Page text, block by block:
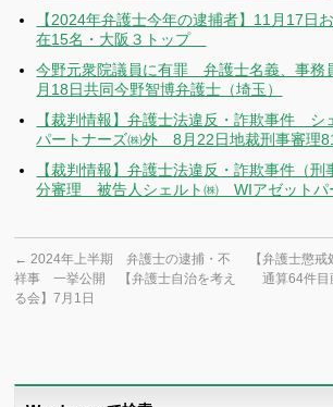
【2024年弁護士今年の逮捕者】11月17日
在15名・大阪３トップ
今野元衆院議員に有罪 弁護士名義、事
月18日共同今野智博弁護士（埼玉）
【裁判情報】弁護士法違反・詐欺事件 シ
パートナーズ㈱外 8月22日地裁刑事審理
【裁判情報】弁護士法違反・詐欺事件（
分審理 被告人シェルト㈱ WIアゼットパ
← 2024年上半期 弁護士の逮捕・不
祥事 一挙公開 【弁護士自治を考え
る会】7月1日
【弁護士懲
通算64件目